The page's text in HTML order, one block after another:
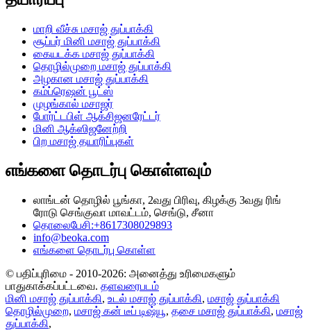
மாறி வீச்சு மசாஜ் துப்பாக்கி
சூப்பர் மினி மசாஜ் துப்பாக்கி
கையடக்க மசாஜ் துப்பாக்கி
தொழில்முறை மசாஜ் துப்பாக்கி
அழகான மசாஜ் துப்பாக்கி
கம்ப்ரெஷன் பூட்ஸ்
முழங்கால் மசாஜர்
போர்ட்டபிள் ஆக்சிஜனரேட்டர்
மினி ஆக்ஸிஜனேற்றி
பிற மசாஜ் தயாரிப்புகள்
எங்களை தொடர்பு கொள்ளவும்
லாங்டன் தொழில் பூங்கா, 2வது பிரிவு, கிழக்கு 3வது ரிங்
ரோடு செங்குவா மாவட்டம், செங்டு, சீனா
தொலைபேசி:+8617308029893
info@beoka.com
எங்களை தொடர்பு கொள்ள
© பதிப்புரிமை - 2010-2026: அனைத்து உரிமைகளும்
பாதுகாக்கப்பட்டவை. தளவரைபடம்
மினி மசாஜ் துப்பாக்கி, உடல் மசாஜ் துப்பாக்கி, மசாஜ் துப்பாக்கி
தொழில்முறை, மசாஜ் கன் டீப் டிஷ்யூ, தசை மசாஜ் துப்பாக்கி, மசாஜ்
துப்பாக்கி,